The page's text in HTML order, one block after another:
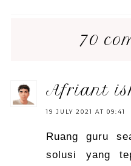
70
afriant
19 JULY 2021 AT 09:41
Ruang guru
solusi yang